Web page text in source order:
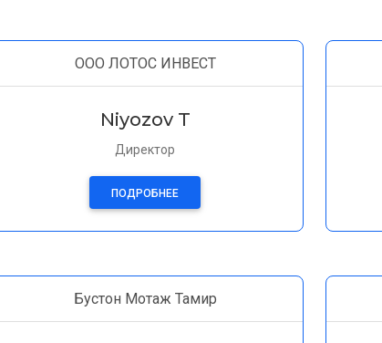
ООО ЛОТОС ИНВЕСТ
Niyozov T
Директор
ПОДРОБНЕЕ
Бустон Мотаж Тамир